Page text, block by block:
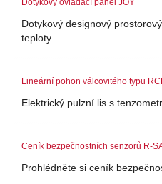
Dotykový ovládací panel JOY
Dotykový designový
teploty.
Lineární pohon válcovitého typu
Elektrický pulzní lis s
Ceník bezpečnostních senzorů R-
Prohlédněte si ceník